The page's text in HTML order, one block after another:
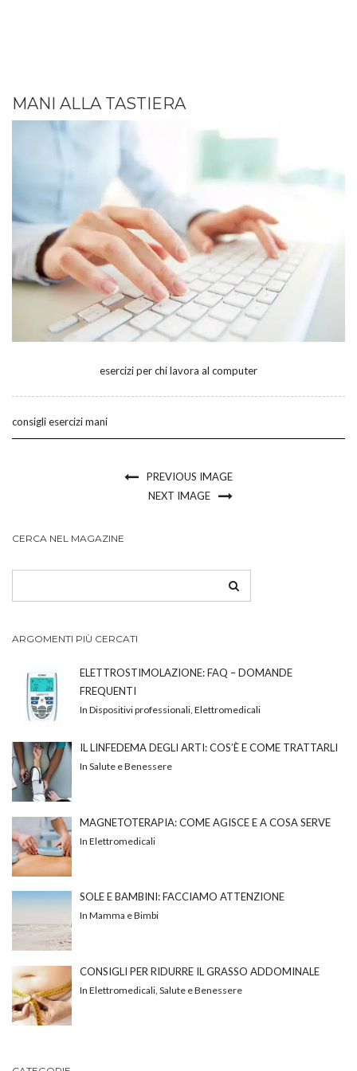
MANI ALLA TASTIERA
esercizi per chi lavora al computer
consigli esercizi mani
PREVIOUS IMAGE
NEXT IMAGE
CERCA NEL MAGAZINE
ARGOMENTI PIÙ CERCATI
ELETTROSTIMOLAZIONE: FAQ – DOMANDE
FREQUENTI
In Dispositivi professionali, Elettromedicali
IL LINFEDEMA DEGLI ARTI: COS’È E COME TRATTARLI
In Salute e Benessere
MAGNETOTERAPIA: COME AGISCE E A COSA SERVE
In Elettromedicali
SOLE E BAMBINI: FACCIAMO ATTENZIONE
In Mamma e Bimbi
CONSIGLI PER RIDURRE IL GRASSO ADDOMINALE
In Elettromedicali, Salute e Benessere